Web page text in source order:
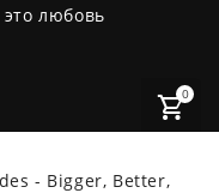
любовь
0
- Bigger, Better,